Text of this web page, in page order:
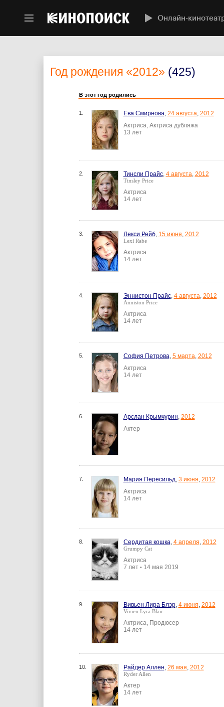
Онлайн-
Год рождения «2012» (425)
В этот год родились
1. Ева Смирнова, 24 августа, 2012
Актриса, Актриса дубляжа
13 лет
2. Тинсли Прайс, 4 августа, 2012
Tinsley Price
Актриса
14 лет
3. Лекси Рейб, 15 июня, 2012
Lexi Rabe
Актриса
14 лет
4. Эннистон Прайс, 4 августа, 2012
Anniston Price
Актриса
14 лет
5. София Петрова, 5 марта, 2012
Актриса
14 лет
6. Арслан Крымчурин, 2012
Актер
7. Мария Пересильд, 3 июня, 2012
Актриса
14 лет
8. Сердитая кошка, 4 апреля, 2012
Grumpy Cat
Актриса
7 лет • 14 мая 2019
9. Вивьен Лира Блэр, 4 июня, 2012
Vivien Lyra Blair
Актриса, Продюсер
14 лет
10. Райдер Аллен, 26 мая, 2012
Ryder Allen
Актер
14 лет